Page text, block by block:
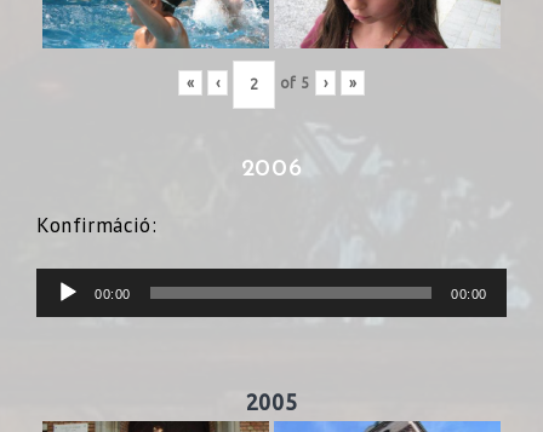
« ‹ of 5 › »
2006
Konfirmáció:
Audió
lejátszó
00:00 00:00
2005